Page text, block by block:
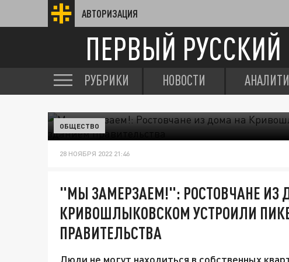
АВТОРИЗАЦИЯ
ПЕРВЫЙ РУССКИЙ
РУБРИКИ НОВОСТИ
ОБЩЕСТВО
28 НОЯБРЯ 2022 21:46
"МЫ ЗАМЕРЗАЕМ!": РОСТОВЧАНЕ ИЗ
КРИВОШЛЫКОВСКОМ УСТРОИЛИ
ПРАВИТЕЛЬСТВА
Люди не могут находиться в собственных